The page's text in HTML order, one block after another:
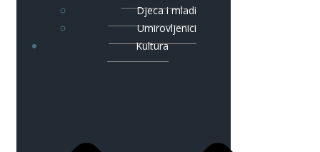
Djeca i mladi
Umirovljenici
Kultura